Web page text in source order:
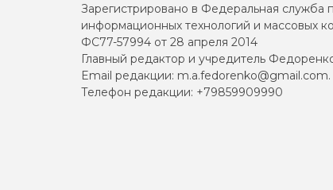
Зарегистрировано в Федеральная служба
информационных технологий и массовых
ФС77-57994 от 28 апреля 2014
Главный редактор и учредитель
Email редакции: m.a.fedorenko@gmail.com.
Телефон редакции: +79859909990